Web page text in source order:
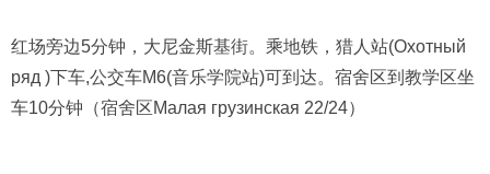
红场旁边5分钟，大尼金斯基街。乘地铁，猎人站(Охотный
ряд )下车,公交车M6(音乐学院站)可到达。宿舍区到教学区坐
车10分钟（宿舍区Малая грузинская 22/24）